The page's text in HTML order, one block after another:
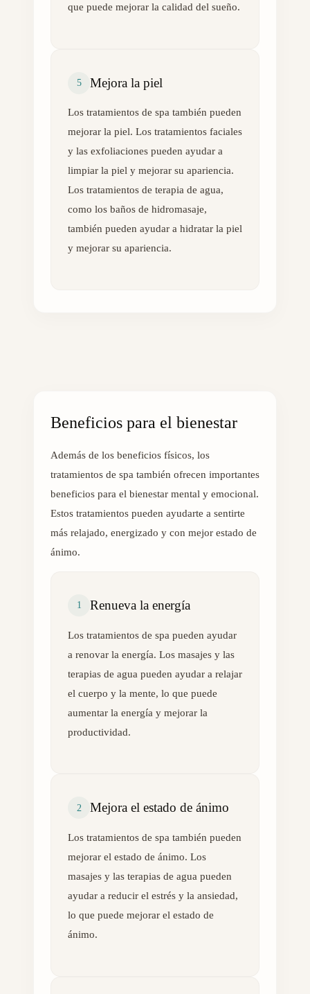
que puede mejorar la calidad del sueño.
5 Mejora la piel
Los tratamientos de spa también pueden
mejorar la piel. Los tratamientos faciales
y las exfoliaciones pueden ayudar a
limpiar la piel y mejorar su apariencia.
Los tratamientos de terapia de agua,
como los baños de hidromasaje,
también pueden ayudar a hidratar la piel
y mejorar su apariencia.
Beneficios para el bienestar
Además de los beneficios físicos, los
tratamientos de spa también ofrecen importantes
beneficios para el bienestar mental y emocional.
Estos tratamientos pueden ayudarte a sentirte
más relajado, energizado y con mejor estado de
ánimo.
1 Renueva la energía
Los tratamientos de spa pueden ayudar
a renovar la energía. Los masajes y las
terapias de agua pueden ayudar a relajar
el cuerpo y la mente, lo que puede
aumentar la energía y mejorar la
productividad.
2 Mejora el estado de ánimo
Los tratamientos de spa también pueden
mejorar el estado de ánimo. Los
masajes y las terapias de agua pueden
ayudar a reducir el estrés y la ansiedad,
lo que puede mejorar el estado de
ánimo.